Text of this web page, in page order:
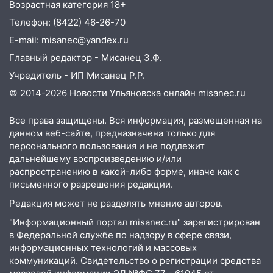
14:08 Пешеход переходил по «зебре»:
подробности серьезной аварии на
Фруктовой
13:30 В Димитровграде на улице
Трудовой горело здание
13:00 Водитель без прав врезался в
12:37 Переезжал «зебру» на
велосипеде и попал под колеса
12:18 Вспыхнул изнутри: в
Железнодорожном районе горела дача
11:33
В Засвияжье под колёса авто
11:17 В Радищевском районе сгорели
хозяйственные постройки
Возрастная категория 18+
Телефон: (8422) 46-26-70
E-mail: misanec@yandex.ru
Главный редактор - Мисанец З.Ф.
Учредитель - ИП Мисанец Р.Р.
© 2014-2026 Новости Ульяновска онлайн misanec.ru
Все права защищены. Вся информация, размещенная на
данном веб-сайте, предназначена только для
персонального пользования и не подлежит
дальнейшему воспроизведению и/или
распространению в какой-либо форме, иначе как с
письменного разрешения редакции.
Редакция может не разделять мнение авторов.
"Информационный портал misanec.ru" зарегистрирован
в Федеральной службе по надзору в сфере связи,
информационных технологий и массовых
коммуникаций. Свидетельство о регистрации средства